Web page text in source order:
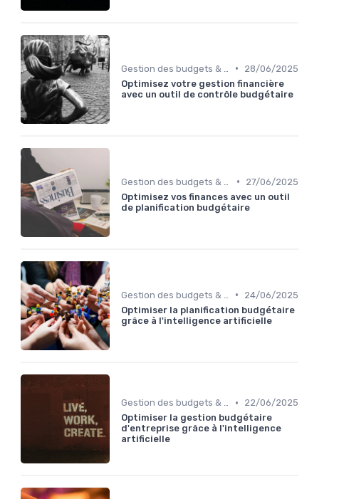
•
28/06/2025
Optimisez votre gestion financière
avec un outil de contrôle budgétaire
•
27/06/2025
Optimisez vos finances avec un outil
de planification budgétaire
•
24/06/2025
Optimiser la planification budgétaire
grâce à l'intelligence artificielle
Gestion des budgets & prévisions •
22/06/2025
Optimiser la gestion budgétaire
d'entreprise grâce à l'intelligence
artificielle